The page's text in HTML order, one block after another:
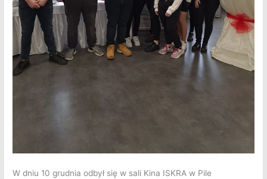
W dniu 10 grudnia odbył się w sali Kina ISKRA w Pile